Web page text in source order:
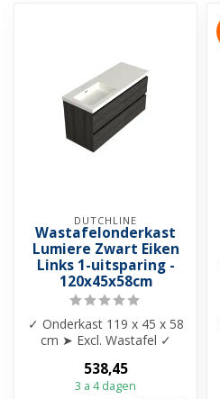
DUTCHLINE
Wastafelonderkast
Lumiere Zwart Eiken
Links 1-uitsparing -
120x45x58cm
✓ Onderkast 119 x 45 x 58
cm ➤ Excl. Wastafel ✓
diepe ...
538,45
3 a 4 dagen